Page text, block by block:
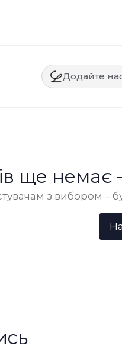
Додайте
ще
з вибором –